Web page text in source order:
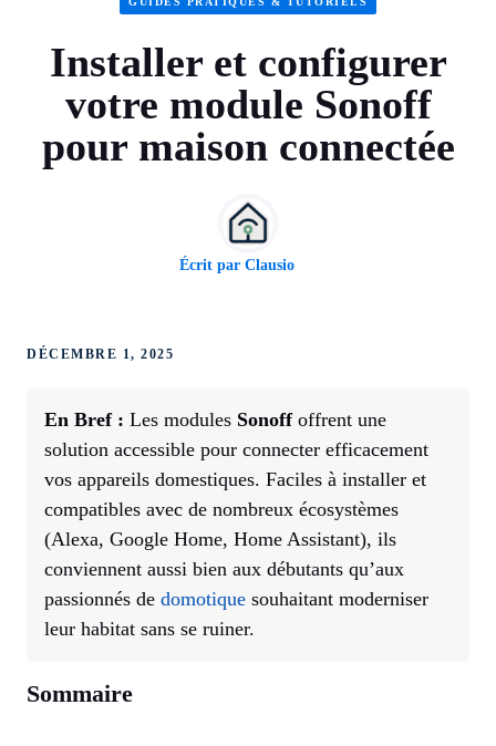
Installer et configurer
votre module Sonoff
pour maison connectée
Écrit par Clausio
DÉCEMBRE 1, 2025
En Bref : Les modules Sonoffoffrent une
solution accessible pour connecter efficacement
vos appareils domestiques. Faciles à installer et
compatibles avec de nombreux écosystèmes
(Alexa, Google Home, Home Assistant), ils
conviennent aussi bien aux débutants qu’aux
passionnés de domotique souhaitant moderniser
leur habitat sans se ruiner.
Sommaire